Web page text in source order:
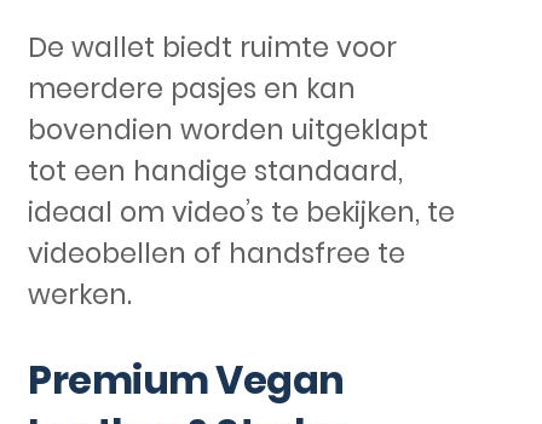
De wallet biedt ruimte voor
meerdere pasjes en kan
bovendien worden uitgeklapt
tot een handige standaard,
ideaal om video’s te bekijken, te
videobellen of handsfree te
werken.
Premium Vegan